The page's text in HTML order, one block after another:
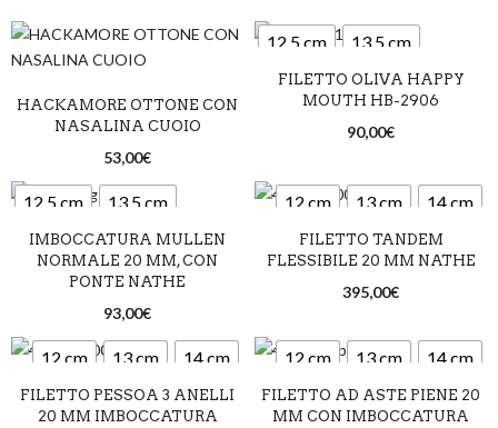
HACKAMORE OTTONE CON
NASALINA CUOIO
53,00€
12,5 cm
13,5 cm
14,5 cm
FILETTO OLIVA HAPPY
MOUTH HB-2906
90,00€
12,5 cm
13,5 cm
14,5 cm
IMBOCCATURA MULLEN
NORMALE 20 MM, CON
PONTE NATHE
93,00€
12 cm 13 cm 14 cm
FILETTO TANDEM
FLESSIBILE 20 MM NATHE
395,00€
12 cm 13 cm 14 cm
FILETTO PESSOA 3 ANELLI
20 MM IMBOCCATURA
12 cm 13 cm 14 cm
FILETTO AD ASTE PIENE 20
MM CON IMBOCCATURA